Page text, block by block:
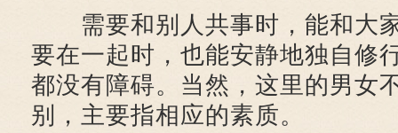
需要和别人共事时，能和大
要在一起时，也能安静地独自修
都没有障碍。当然，这里的男女
别，主要指相应的素质。